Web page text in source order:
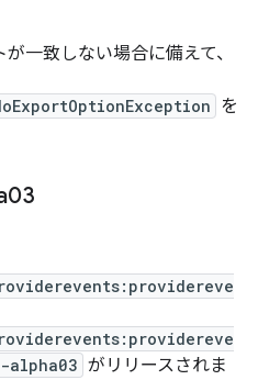
一致しない場合に備えて、
を
がリリースされま